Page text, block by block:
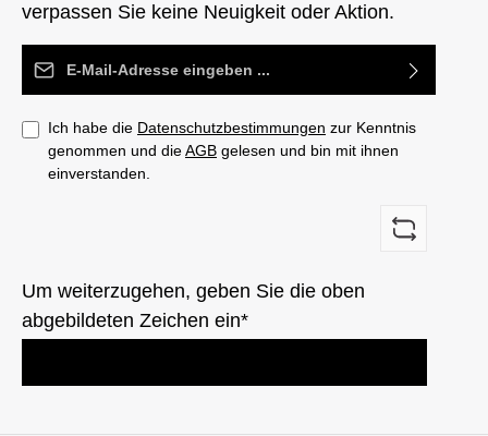
verpassen Sie keine Neuigkeit oder Aktion.
E-Mail-Adresse*
Ich habe die Datenschutzbestimmungen zur Kenntnis
genommen und dieAGB gelesen und bin mit ihnen
einverstanden.
Um weiterzugehen, geben Sie die oben
abgebildeten Zeichen ein*